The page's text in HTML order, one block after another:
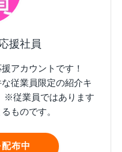
援社員
アカウントです！
従業員限定の紹介キ
※従業員ではあります
ものです。
布中